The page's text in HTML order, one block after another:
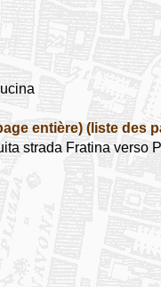
entière) (liste des
strada Fratina verso